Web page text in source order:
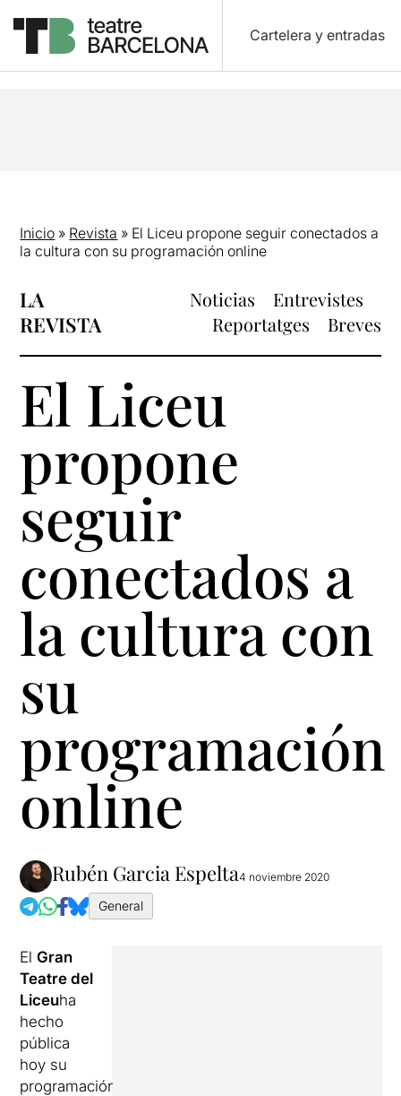
Cartelera y entradas
Inicio » Revista » El Liceu propone seguir conectados a
la cultura con su programación online
LA
REVISTA
Noticias
Entrevistes
Reportatges
Breves
El Liceu
propone
seguir
conectados a
la cultura con
su
programación
online
Rubén Garcia Espelta4 noviembre 2020
General
ElGran
Teatre del
Liceuha
hecho
pública
hoy su
programación